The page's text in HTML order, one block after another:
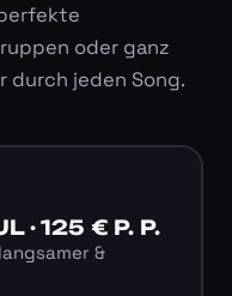
oder ganz
durch jeden Song.
· 125 € P. P.
&